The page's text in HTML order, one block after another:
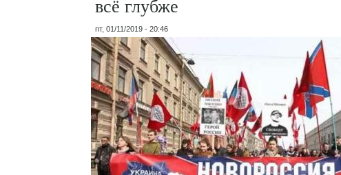
всё глубже
пт, 01/11/2019 - 20:46